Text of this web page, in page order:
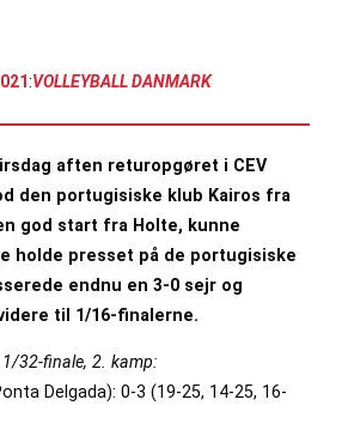
:VOLLEYBALL DANMARK
aften returopgøret i CEV
den portugisiske klub Kairos fra
god start fra Holte, kunne
holde presset på de portugisiske
endnu en 3-0 sejr og
til 1/16-finalerne.
1/32-finale, 2. kamp:
Delgada): 0-3 (19-25, 14-25, 16-